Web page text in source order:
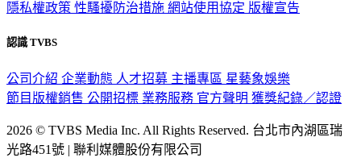
隱私權政策 性騷擾防治措施 網站使用協定 版權宣告
認識 TVBS
公司介紹 企業動態 人才招募 主播專區 星藝象娛樂
節目版權銷售 公開招標 業務服務 官方聲明 獲獎紀錄／認證
2026 © TVBS Media Inc. All Rights Reserved. 台北市內湖區瑞
光路451號 | 聯利媒體股份有限公司